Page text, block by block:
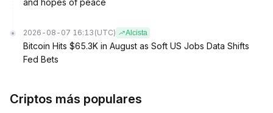
and hopes of peace
2026-08-07 16:13 (UTC) Alcista
Bitcoin Hits $65.3K in August as Soft US Jobs Data Shifts
Fed Bets
Criptos más populares